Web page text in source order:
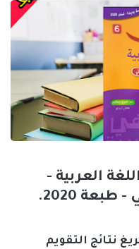
العربية -
2020.
نتائج التقويم